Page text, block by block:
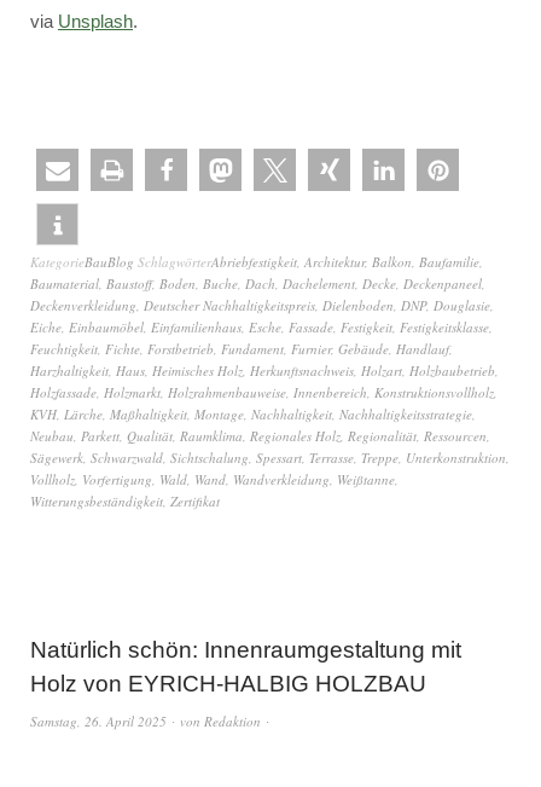
via Unsplash.
KategorieBauBlog SchlagwörterAbriebfestigkeit, Architektur, Balkon, Baufamilie,
Baumaterial, Baustoff, Boden, Buche, Dach, Dachelement, Decke, Deckenpaneel,
Deckenverkleidung, Deutscher Nachhaltigkeitspreis, Dielenboden, DNP, Douglasie,
Eiche, Einbaumöbel, Einfamilienhaus, Esche, Fassade, Festigkeit, Festigkeitsklasse,
Feuchtigkeit, Fichte, Forstbetrieb, Fundament, Furnier, Gebäude, Handlauf,
Harzhaltigkeit, Haus, Heimisches Holz, Herkunftsnachweis, Holzart, Holzbaubetrieb,
Holzfassade, Holzmarkt, Holzrahmenbauweise, Innenbereich, Konstruktionsvollholz,
KVH, Lärche, Maßhaltigkeit, Montage, Nachhaltigkeit, Nachhaltigkeitsstrategie,
Neubau, Parkett, Qualität, Raumklima, Regionales Holz, Regionalität, Ressourcen,
Sägewerk, Schwarzwald, Sichtschalung, Spessart, Terrasse, Treppe, Unterkonstruktion,
Vollholz, Vorfertigung, Wald, Wand, Wandverkleidung, Weißtanne,
Witterungsbeständigkeit, Zertifikat
Natürlich schön: Innenraumgestaltung mit
Holz von EYRICH-HALBIG HOLZBAU
Samstag, 26. April 2025 von Redaktion